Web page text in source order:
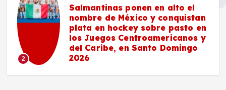
2
Salmantinas ponen en alto el
nombre de México y conquistan
plata en hockey sobre pasto en
los Juegos Centroamericanos y
del Caribe, en Santo Domingo
2026